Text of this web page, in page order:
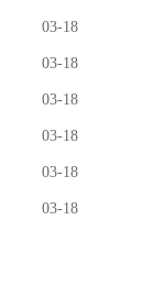
03-18
03-18
03-18
03-18
03-18
03-18